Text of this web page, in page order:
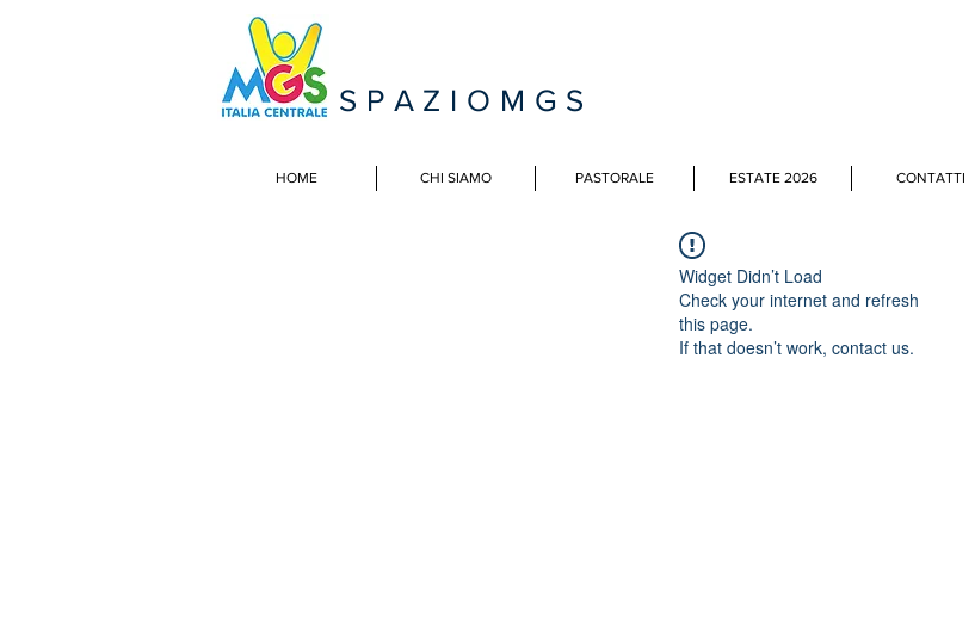
SPAZIOMGS
HOME CHI SIAMO PASTORALE ESTATE 2026 CONTATTI
Widget Didn’t Load
Check your internet and refresh
this page.
If that doesn’t work, contact us.